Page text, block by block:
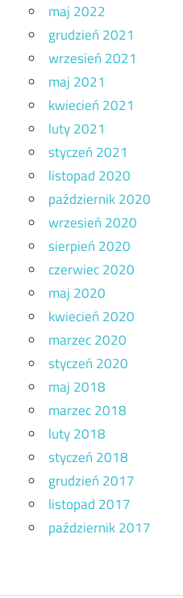
maj 2022
grudzień 2021
wrzesień 2021
maj 2021
kwiecień 2021
luty 2021
styczeń 2021
listopad 2020
październik 2020
wrzesień 2020
sierpień 2020
czerwiec 2020
maj 2020
kwiecień 2020
marzec 2020
styczeń 2020
maj 2018
marzec 2018
luty 2018
styczeń 2018
grudzień 2017
listopad 2017
październik 2017